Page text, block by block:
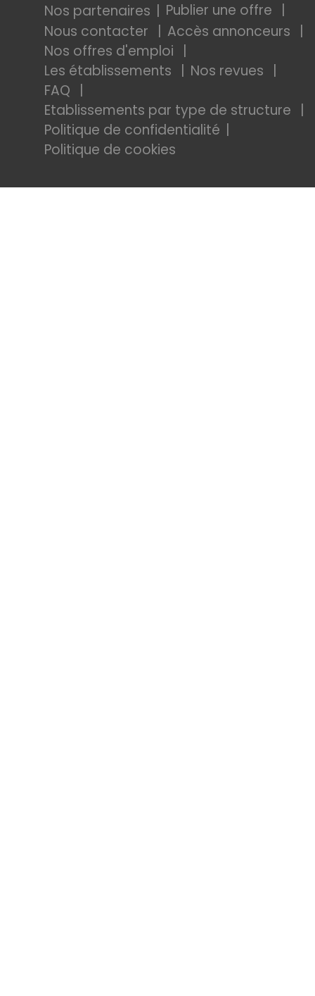
Nos partenaires
Publier une offre
Nous contacter
Accès annonceurs
Nos offres d'emploi
Les établissements
Nos revues
FAQ
Etablissements par type de structure
Politique de confidentialité
Politique de cookies